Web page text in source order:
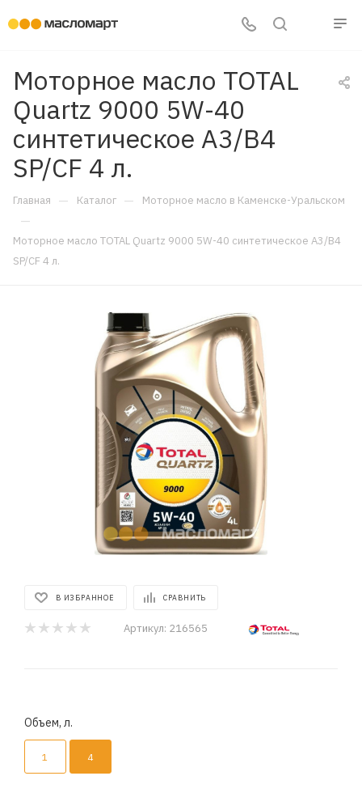
Моторное масло TOTAL
Quartz 9000 5W-40
синтетическое A3/B4
SP/CF 4 л.
Главная — Каталог — Моторное масло в Каменске-Уральском
—
Моторное масло TOTAL Quartz 9000 5W-40 синтетическое A3/B4
SP/CF 4 л.
В ИЗБРАННОЕ СРАВНИТЬ
Артикул: 216565
Объем, л.
1 4